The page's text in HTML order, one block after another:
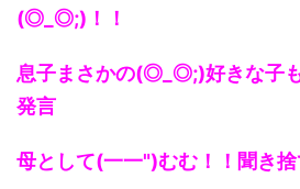
(◎_◎;)！！
息子まさかの(◎_◎;)好きな子
発言
母として(一一")むむ！！聞き